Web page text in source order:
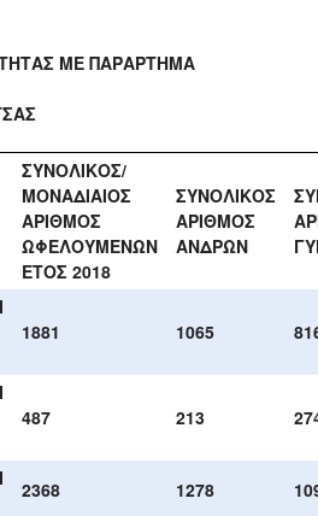
ΜΕ ΠΑΡΑΡΤΗΜΑ
ΣΥΝΟΛΙΚΟΣ/
ΜΟΝΑΔΙΑΙΟΣ
ΑΡΙΘΜΟΣ
ΩΦΕΛΟΥΜΕΝΩΝ
ΕΤΟΣ 2018
ΣΥΝΟΛΙΚΟΣ
ΑΡΙΘΜΟΣ
ΑΝΔΡΩΝ
1881 1065
487 213
2368 1278